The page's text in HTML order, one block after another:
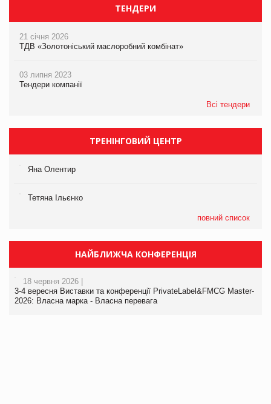
ТЕНДЕРИ
21 січня 2026
ТДВ «Золотоніський маслоробний комбінат»
03 липня 2023
Тендери компанії
Всі тендери
ТРЕНІНГОВИЙ ЦЕНТР
Яна Олентир
Тетяна Ільєнко
повний список
НАЙБЛИЖЧА КОНФЕРЕНЦІЯ
18 червня 2026 |
3-4 вересня Виставки та конференції PrivateLabel&FMCG Master-
2026: Власна марка - Власна перевага